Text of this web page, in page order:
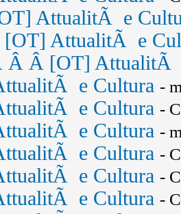
AttualitÃ e
AttualitÃ e
Â Â [OT] AttualitÃ
e Cultura -
e Cultura -
e Cultura -
e Cultura -
e Cultura -
e Cultura -